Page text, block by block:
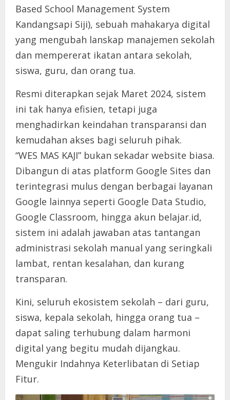
Based School Management System
Kandangsapi Siji), sebuah mahakarya digital
yang mengubah lanskap manajemen sekolah
dan mempererat ikatan antara sekolah,
siswa, guru, dan orang tua.
Resmi diterapkan sejak Maret 2024, sistem
ini tak hanya efisien, tetapi juga
menghadirkan keindahan transparansi dan
kemudahan akses bagi seluruh pihak.
“WES MAS KAJI” bukan sekadar website biasa.
Dibangun di atas platform Google Sites dan
terintegrasi mulus dengan berbagai layanan
Google lainnya seperti Google Data Studio,
Google Classroom, hingga akun belajar.id,
sistem ini adalah jawaban atas tantangan
administrasi sekolah manual yang seringkali
lambat, rentan kesalahan, dan kurang
transparan.
Kini, seluruh ekosistem sekolah – dari guru,
siswa, kepala sekolah, hingga orang tua –
dapat saling terhubung dalam harmoni
digital yang begitu mudah dijangkau.
Mengukir Indahnya Keterlibatan di Setiap
Fitur.